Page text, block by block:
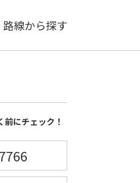
線から探す
前にチェック！